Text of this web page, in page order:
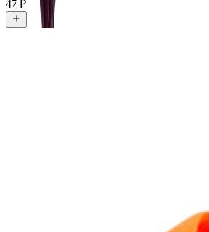
47 ₽